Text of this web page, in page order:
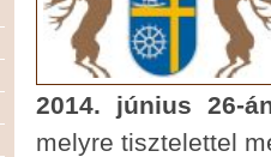
2014. június 26-
melyre tisztelettel